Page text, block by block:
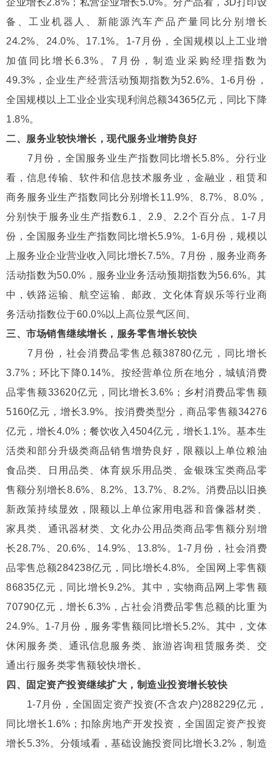
企业增长2.8%；私营企业增长5.0%。分产品看，3D打印设
备、工业机器人、新能源汽车产品产量同比分别增长
24.2%、24.0%、17.1%。1-7月份，全国规模以上工业增
加值同比增长6.3%。7月份，制造业采购经理指数为
49.3%，企业生产经营活动预期指数为52.6%。1-6月份，
全国规模以上工业企业实现利润总额34365亿元，同比下降
1.8%。
二、服务业较快增长，现代服务业增势良好
7月份，全国服务业生产指数同比增长5.8%。分行业
看，信息传输、软件和信息技术服务业，金融业，租赁和
商务服务业生产指数同比分别增长11.9%、8.7%、8.0%，
分别快于服务业生产指数6.1、2.9、2.2个百分点。1-7月
份，全国服务业生产指数同比增长5.9%。1-6月份，规模以
上服务业企业营业收入同比增长7.5%。7月份，服务业商务
活动指数为50.0%，服务业业务活动预期指数为56.6%。其
中，铁路运输、航空运输、邮政、文化体育娱乐等行业商
务活动指数位于60.0%以上高位景气区间。
三、市场销售继续增长，服务零售增长较快
7月份，社会消费品零售总额38780亿元，同比增长
3.7%；环比下降0.14%。按经营单位所在地分，城镇消费
品零售额33620亿元，同比增长3.6%；乡村消费品零售额
5160亿元，增长3.9%。按消费类型分，商品零售额34276
亿元，增长4.0%；餐饮收入4504亿元，增长1.1%。基本生
活类和部分升级类商品销售增势良好，限额以上单位粮油
食品类、日用品类、体育娱乐用品类、金银珠宝类商品零
售额分别增长8.6%、8.2%、13.7%、8.2%。消费品以旧换
新政策持续显效，限额以上单位家用电器和音像器材类、
家具类、通讯器材类、文化办公用品类商品零售额分别增
长28.7%、20.6%、14.9%、13.8%。1-7月份，社会消费
品零售总额284238亿元，同比增长4.8%。全国网上零售额
86835亿元，同比增长9.2%。其中，实物商品网上零售额
70790亿元，增长6.3%，占社会消费品零售总额的比重为
24.9%。1-7月份，服务零售额同比增长5.2%。其中，文体
休闲服务类、通讯信息服务类、旅游咨询租赁服务类、交
通出行服务类零售额较快增长。
四、固定资产投资继续扩大，制造业投资增长较快
1-7月份，全国固定资产投资(不含农户)288229亿元，
同比增长1.6%；扣除房地产开发投资，全国固定资产投资
增长5.3%。分领域看，基础设施投资同比增长3.2%，制造